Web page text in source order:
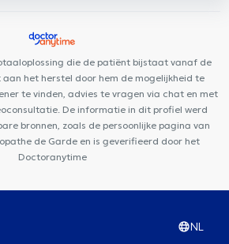
Watermael-Boitsfort
die de patiënt bijstaat vanaf de
het herstel door hem de mogelijkheid te
te vinden, advies te vragen via chat en met
De informatie in dit profiel werd
bronnen, zoals de persoonlijke pagina van
de Garde en is geverifieerd door het
Doctoranytime
NL